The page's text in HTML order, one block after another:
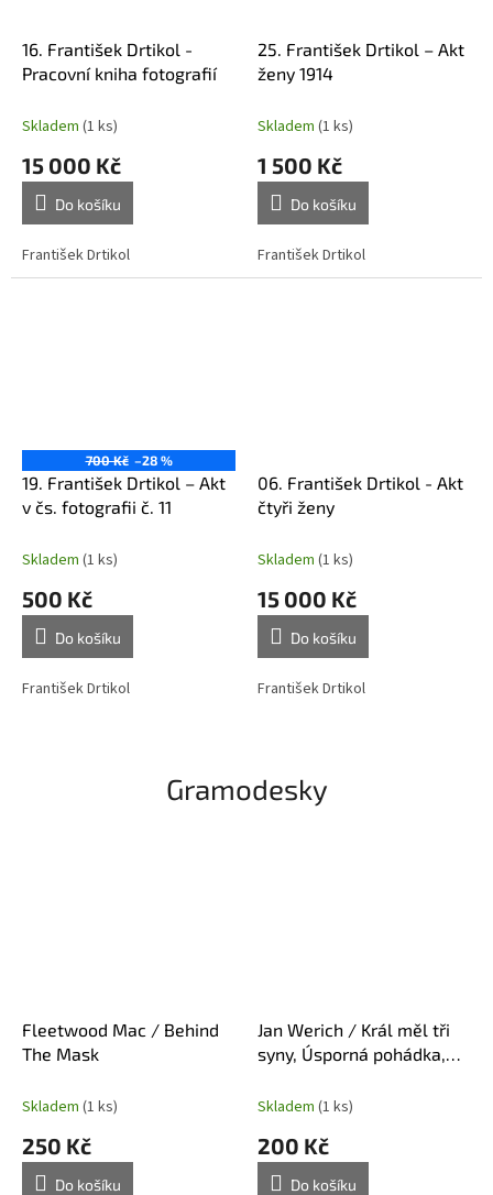
16. František Drtikol -
Pracovní kniha fotografií
Skladem (1 ks)
15 000 Kč
Do košíku
František Drtikol
25. František Drtikol – Akt
ženy 1914
Skladem (1 ks)
1 500 Kč
Do košíku
František Drtikol
700 Kč –28 %
19. František Drtikol – Akt
v čs. fotografii č. 11
Skladem (1 ks)
500 Kč
Do košíku
František Drtikol
06. František Drtikol - Akt
čtyři ženy
Skladem (1 ks)
15 000 Kč
Do košíku
František Drtikol
Gramodesky
Fleetwood Mac / Behind
The Mask
Skladem (1 ks)
250 Kč
Do košíku
Jan Werich / Král měl tři
syny, Úsporná pohádka,
Skladem (1 ks)
200 Kč
Do košíku